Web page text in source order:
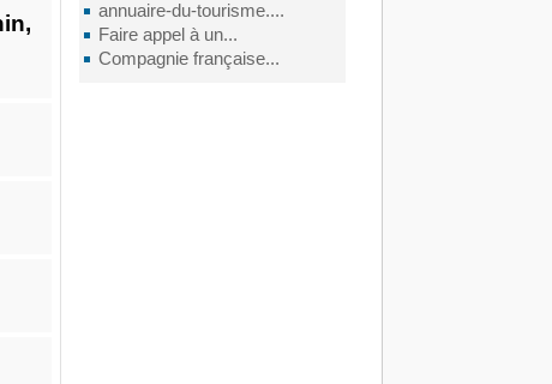
annuaire-du-tourisme....
Faire appel à un...
Compagnie française...